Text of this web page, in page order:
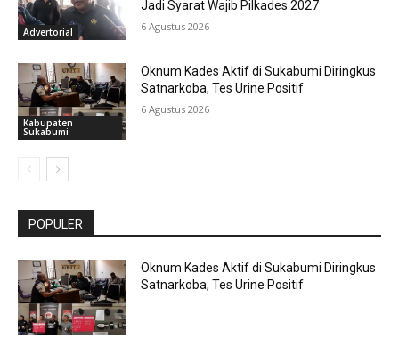
Advertorial
Jadi Syarat Wajib Pilkades 2027
6 Agustus 2026
Kabupaten
Sukabumi
Oknum Kades Aktif di Sukabumi Diringkus
Satnarkoba, Tes Urine Positif
6 Agustus 2026
POPULER
Oknum Kades Aktif di Sukabumi Diringkus
Satnarkoba, Tes Urine Positif